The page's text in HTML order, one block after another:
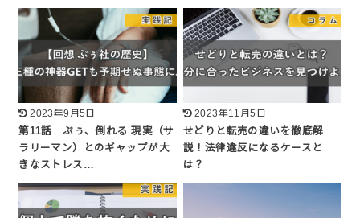
2023年9月5日
第11話 ぷぅ、倒れる 現実（サ
ラリーマン）とのギャップが大
きなストレス…
2023年11月5日
せどりと転売の違いを徹底解
説！法律違反になるケースと
は？